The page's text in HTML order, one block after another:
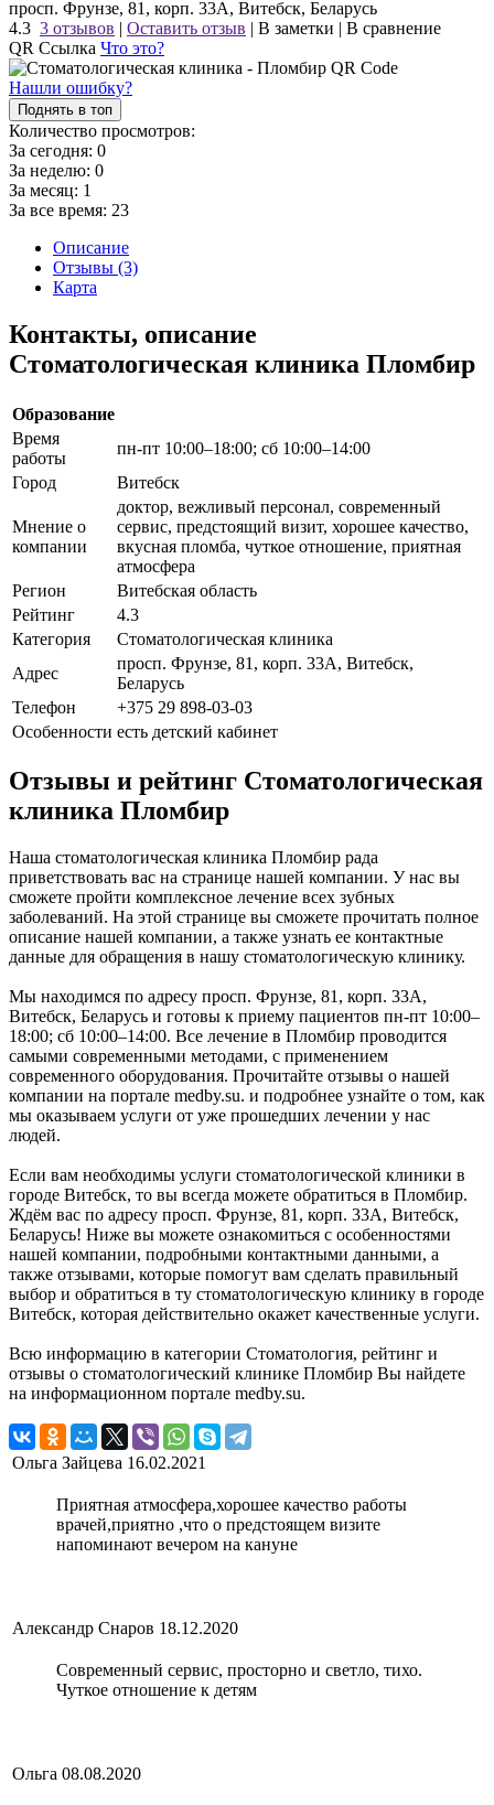
просп. Фрунзе, 81, корп. 33А, Витебск, Беларусь
4.3 3 отзывов | Оставить отзыв | В заметки | В сравнение
QR Ссылка Что это?
Нашли ошибку?
Поднять в топ
Количество просмотров:
За сегодня: 0
За неделю: 0
За месяц: 1
За все время: 23
Описание
Отзывы (3)
Карта
Контакты, описание
Стоматологическая клиника Пломбир
Образование
Время
работы
пн-пт 10:00–18:00; сб 10:00–14:00
Город
Витебск
Мнение о
компании
доктор, вежливый персонал, современный
сервис, предстоящий визит, хорошее качество,
вкусная пломба, чуткое отношение, приятная
атмосфера
Регион
Витебская область
Рейтинг
4.3
Категория
Стоматологическая клиника
Адрес
просп. Фрунзе, 81, корп. 33А, Витебск,
Беларусь
Телефон
+375 29 898-03-03
Особенности есть детский кабинет
Отзывы и рейтинг Стоматологическая
клиника Пломбир
Наша стоматологическая клиника Пломбир рада
приветствовать вас на странице нашей компании. У нас вы
сможете пройти комплексное лечение всех зубных
заболеваний. На этой странице вы сможете прочитать полное
описание нашей компании, а также узнать ее контактные
данные для обращения в нашу стоматологическую клинику.
Мы находимся по адресу просп. Фрунзе, 81, корп. 33А,
Витебск, Беларусь и готовы к приему пациентов пн-пт 10:00–
18:00; сб 10:00–14:00. Все лечение в Пломбир проводится
самыми современными методами, с применением
современного оборудования. Прочитайте отзывы о нашей
компании на портале medby.su. и подробнее узнайте о том, как
мы оказываем услуги от уже прошедших лечении у нас
людей.
Если вам необходимы услуги стоматологической клиники в
городе Витебск, то вы всегда можете обратиться в Пломбир.
Ждём вас по адресу просп. Фрунзе, 81, корп. 33А, Витебск,
Беларусь! Ниже вы можете ознакомиться с особенностями
нашей компании, подробными контактными данными, а
также отзывами, которые помогут вам сделать правильный
выбор и обратиться в ту стоматологическую клинику в городе
Витебск, которая действительно окажет качественные услуги.
Всю информацию в категории Стоматология, рейтинг и
отзывы о стоматологический клинике Пломбир Вы найдете
на информационном портале medby.su.
Ольга Зайцева 16.02.2021
Приятная атмосфера,хорошее качество работы
врачей,приятно ,что о предстоящем визите
напоминают вечером на кануне
Александр Снаров 18.12.2020
Современный сервис, просторно и светло, тихо.
Чуткое отношение к детям
Ольга 08.08.2020